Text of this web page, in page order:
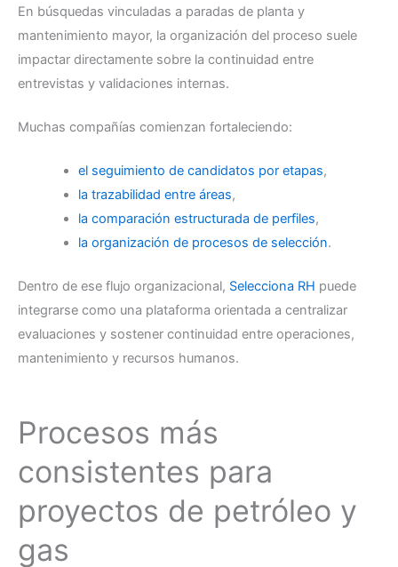
En búsquedas vinculadas a paradas de planta y
mantenimiento mayor, la organización del proceso suele
impactar directamente sobre la continuidad entre
entrevistas y validaciones internas.
Muchas compañías comienzan fortaleciendo:
el seguimiento de candidatos por etapas,
la trazabilidad entre áreas,
la comparación estructurada de perfiles,
la organización de procesos de selección.
Dentro de ese flujo organizacional, Selecciona RH puede
integrarse como una plataforma orientada a centralizar
evaluaciones y sostener continuidad entre operaciones,
mantenimiento y recursos humanos.
Procesos más
consistentes para
proyectos de petróleo y
gas